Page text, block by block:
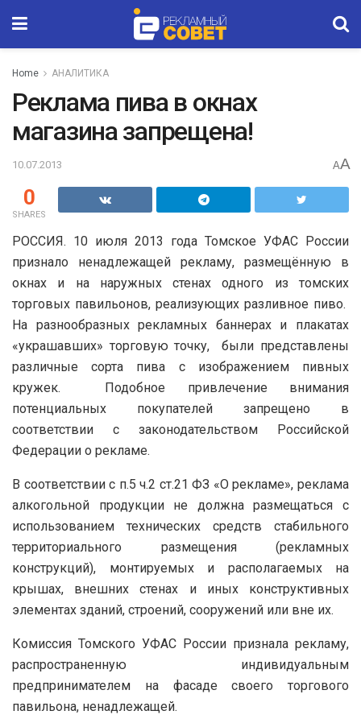
Home АНАЛИТИКА
Реклама пива в окнах
магазина запрещена!
10.07.2013 AA
0
SHARES
РОССИЯ. 10 июля 2013 года Томское УФАС России
признало ненадлежащей рекламу, размещённую в
окнах и на наружных стенах одного из томских
торговых павильонов, реализующих разливное пиво.
На разнообразных рекламных баннерах и плакатах
«украшавших» торговую точку, были представлены
различные сорта пива с изображением пивных
кружек. Подобное привлечение внимания
потенциальных покупателей запрещено в
соответствии с законодательством Российской
Федерации о рекламе.
В соответствии с п.5 ч.2 ст.21 ФЗ «О рекламе», реклама
алкогольной продукции не должна размещаться с
использованием технических средств стабильного
территориального размещения (рекламных
конструкций), монтируемых и располагаемых на
крышах, внешних стенах и иных конструктивных
элементах зданий, строений, сооружений или вне их.
Комиссия Томского УФАС России признала рекламу,
распространенную индивидуальным
предпринимателем на фасаде своего торгового
павильона, ненадлежащей.